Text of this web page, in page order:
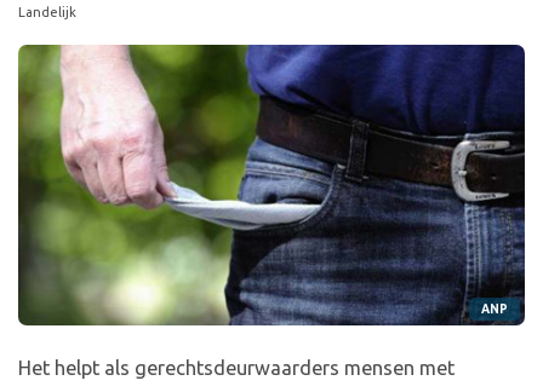
Landelijk
ANP
Het helpt als gerechtsdeurwaarders mensen met